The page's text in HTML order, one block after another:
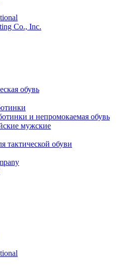
Co., Inc.
обувь
и непромокаемая обувь
мужские
тактической обуви